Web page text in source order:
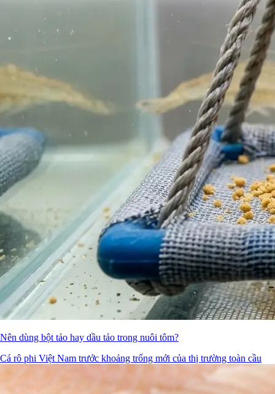
Nên dùng bột tảo hay dầu tảo trong nuôi tôm?
Cá rô phi Việt Nam trước khoảng trống mới của thị trường toàn cầu